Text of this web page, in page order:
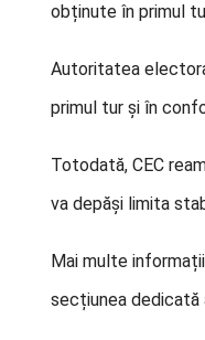
obținute în primul
Autoritatea
primul tur și în
Totodată, CEC
va depăși limita
Mai multe
secțiunea dedicată